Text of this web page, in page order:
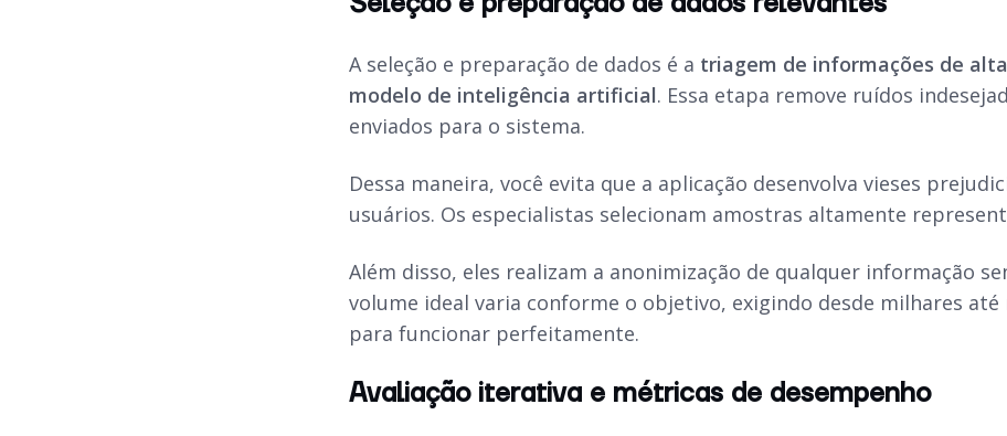
A seleção e preparação de dados é a triagem de informações de
modelo de inteligência artificial. Essa etapa remove ruídos
enviados para o sistema.
Dessa maneira, você evita que a aplicação desenvolva vieses
usuários. Os especialistas selecionam amostras altamente
Além disso, eles realizam a anonimização de qualquer informação
volume ideal varia conforme o objetivo, exigindo desde milhares
para funcionar perfeitamente.
Avaliação iterativa e métricas de desempenho